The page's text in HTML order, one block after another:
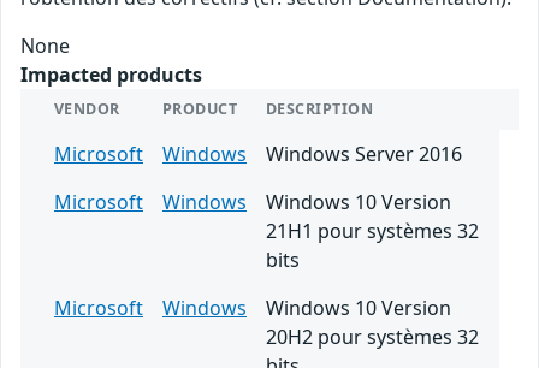
None
Impacted products
VENDOR PRODUCT DESCRIPTION
Microsoft Windows
Windows Server 2016
Microsoft
Windows
Windows 10 Version
21H1 pour systèmes 32
bits
Microsoft
Windows
Windows 10 Version
20H2 pour systèmes 32